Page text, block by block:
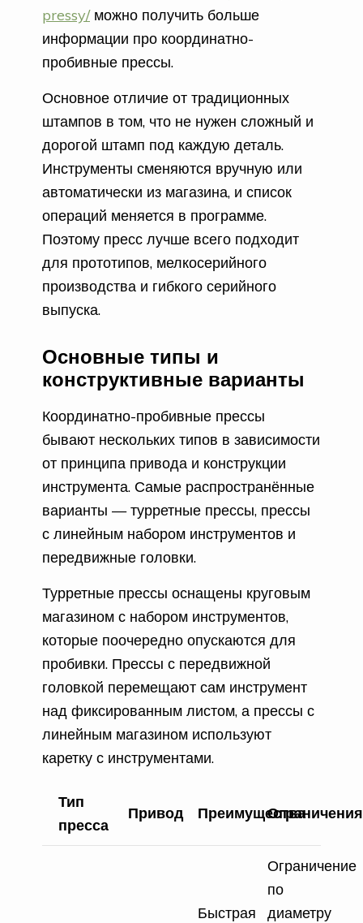
pressy/можно получить больше
информации про координатно-
пробивные прессы.
Основное отличие от традиционных
штампов в том, что не нужен сложный и
дорогой штамп под каждую деталь.
Инструменты сменяются вручную или
автоматически из магазина, и список
операций меняется в программе.
Поэтому пресс лучше всего подходит
для прототипов, мелкосерийного
производства и гибкого серийного
выпуска.
Основные типы и
конструктивные варианты
Координатно-пробивные прессы
бывают нескольких типов в зависимости
от принципа привода и конструкции
инструмента. Самые распространённые
варианты — турретные прессы, прессы
с линейным набором инструментов и
передвижные головки.
Турретные прессы оснащены круговым
магазином с набором инструментов,
которые поочередно опускаются для
пробивки. Прессы с передвижной
головкой перемещают сам инструмент
над фиксированным листом, а прессы с
линейным магазином используют
каретку с инструментами.
Тип
пресса
Привод ПреимуществаОграничения
Быстрая
Ограничение
по
диаметру